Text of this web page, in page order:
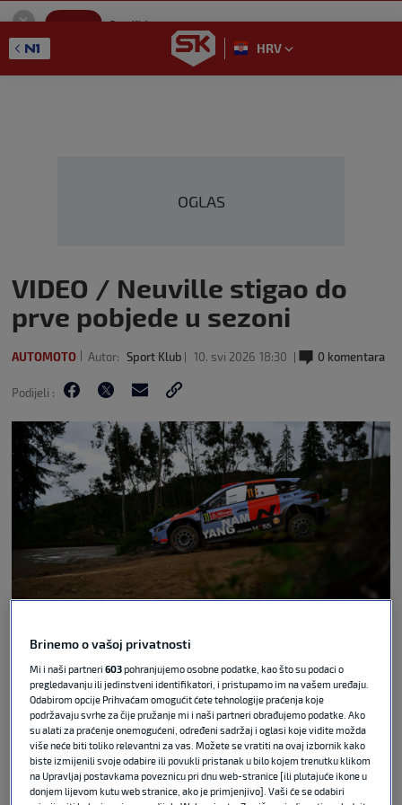
SportKlub
GET - On the Google Play
HRV
OGLAS
VIDEO / Neuville stigao do
prve pobjede u sezoni
AUTOMOTO Autor: Sport Klub 10. svi 2026 18:30 0 komentara
Podijeli :
Luca Barsali IPA Sport via Guliver
Belgijac Thierry Neuville, svjetski prvak iz 2024.
godine, osvojio je reli u Portugalu i time upisao
svoju prvu pobjedu u sezoni. Ujedno je ostvario i
prvu pobjedu za momčad Hyundaija te dokazao da
su i ove godine dominantni Toyotini automobili
ipak pobjedivi.
Brinemo o vašoj privatnosti
Mi i naši partneri603pohranjujemo osobne podatke, kao što su podaci o
pregledavanju ili jedinstveni identifikatori, i pristupamo im na vašem uređaju.
Odabirom opcije Prihvaćam omogućit ćete tehnologije praćenja koje
podržavaju svrhe za čije pružanje mi i naši partneri obrađujemo podatke. Ako
su alati za praćenje onemogućeni, određeni sadržaj i oglasi koje vidite možda
više neće biti toliko relevantni za vas. Možete se vratiti na ovaj izbornik kako
biste izmijenili svoje odabire ili povukli pristanak u bilo kojem trenutku klikom
na Upravljaj postavkama poveznicu pri dnu web-stranice [ili plutajuće ikone u
donjem lijevom kutu web stranice, ako je primjenjivo]. Vaši će se odabiri